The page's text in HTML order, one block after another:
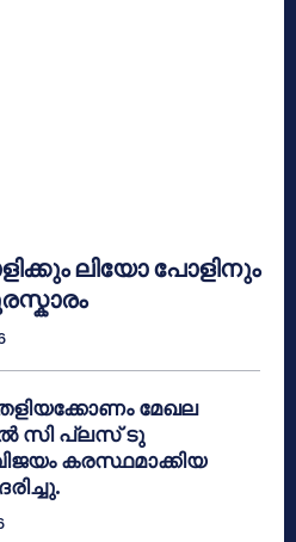
ലിയോ പോളിനും
മേഖല
സി പ്ലസ് ടു
കരസ്ഥമാക്കിയ